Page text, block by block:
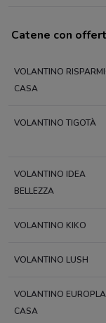
Catene con
VOLANTINO
CASA
VOLANTINO TIGOTÀ
VOLANTINO IDEA
BELLEZZA
VOLANTINO KIKO
VOLANTINO LUSH
VOLANTINO
CASA